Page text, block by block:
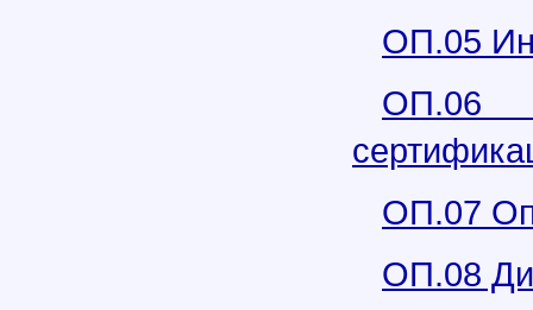
ОП.05
ОП.06
ОП.07
ОП.08